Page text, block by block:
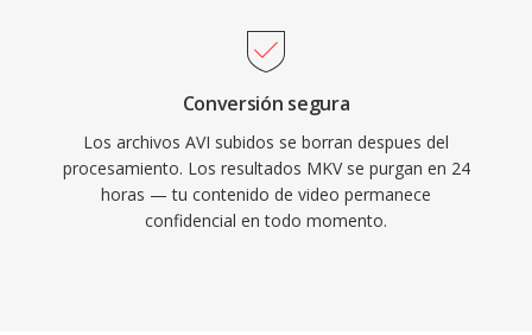
Conversión segura
Los archivos AVI subidos se borran despues del
procesamiento. Los resultados MKV se purgan en 24
horas — tu contenido de video permanece
confidencial en todo momento.